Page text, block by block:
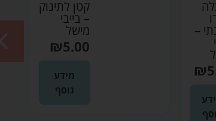
–
₪
קטן לתינוק
– בייבי
מישל
₪5.00
מידע
נוסף